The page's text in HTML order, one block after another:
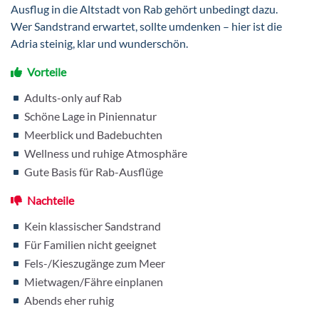
Ausflug in die Altstadt von Rab gehört unbedingt dazu.
Wer Sandstrand erwartet, sollte umdenken – hier ist die
Adria steinig, klar und wunderschön.
Vorteile
Adults-only auf Rab
Schöne Lage in Piniennatur
Meerblick und Badebuchten
Wellness und ruhige Atmosphäre
Gute Basis für Rab-Ausflüge
Nachteile
Kein klassischer Sandstrand
Für Familien nicht geeignet
Fels-/Kieszugänge zum Meer
Mietwagen/Fähre einplanen
Abends eher ruhig